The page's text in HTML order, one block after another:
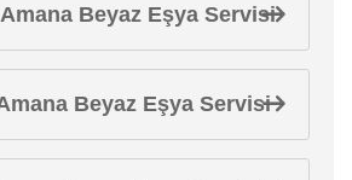
Beyaz Eşya Servisi
Beyaz Eşya Servisi